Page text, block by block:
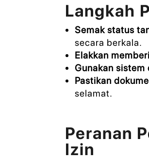
Langkah
Semak status
secara berkala.
Elakkan
Gunakan sistem
Pastikan
selamat.
Peranan
Izin